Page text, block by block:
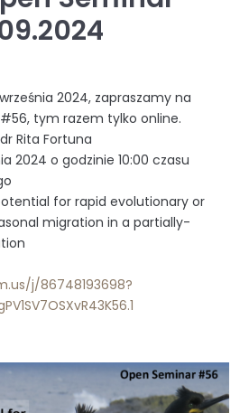
2024, zapraszamy na
tym razem tylko online.
Rita Fortuna
2024 o godzinie 10:00 czasu
for rapid evolutionary or
migration in a partially-
j/86748193698?